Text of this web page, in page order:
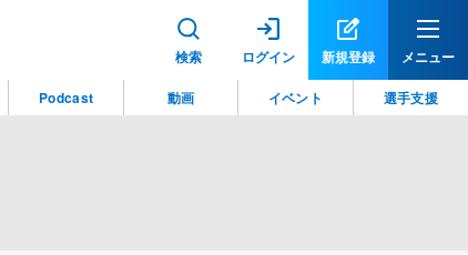
検索 ログイン 新規登録 メニュー
Podcast 動画 イベント 選手支援